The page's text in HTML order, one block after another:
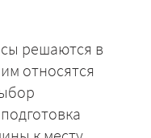
решаются в
относятся